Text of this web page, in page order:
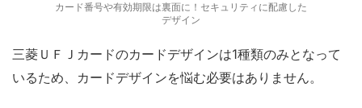
カード番号や有効期限は裏面に！セキュリティに配慮した
デザイン
三菱ＵＦＪカードのカードデザインは1種類のみとなって
いるため、カードデザインを悩む必要はありません。